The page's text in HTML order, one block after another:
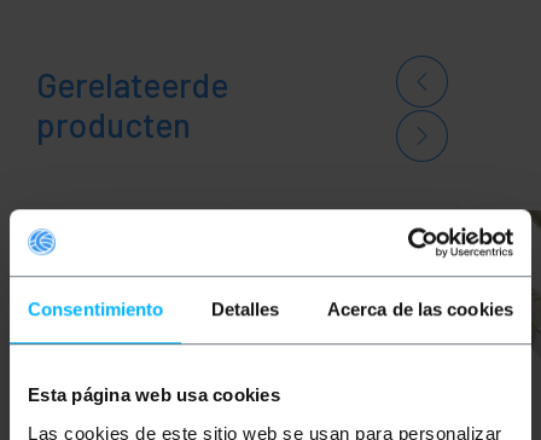
Consentimiento Detalles Acerca de las cookies
Esta página web usa cookies
Las cookies de este sitio web se usan para personalizar
Gerelateerde
producten